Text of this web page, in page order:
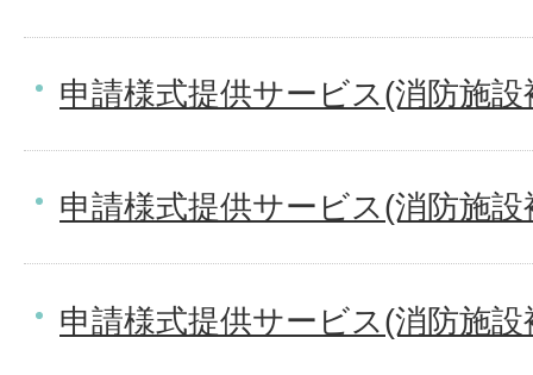
申請様式提供サービス(消防施
申請様式提供サービス(消防施
申請様式提供サービス(消防施